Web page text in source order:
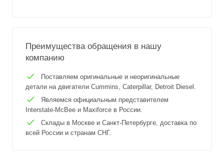
Преимущества обращения в нашу
компанию
Поставляем оригинальные и неоригинальные
детали на двигатели Cummins, Caterpillar, Detroit Diesel.
Являемся официальным представителем
Interstate-McBee и Maxiforce в России.
Склады в Москве и Санкт-Петербурге, доставка по
всей России и странам СНГ.